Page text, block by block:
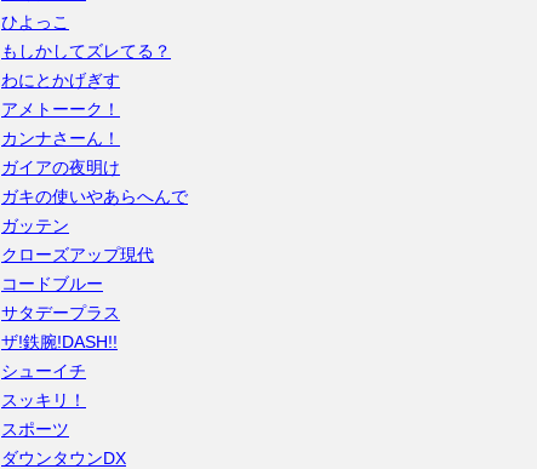
ひよっこ
もしかしてズレてる？
わにとかげぎす
アメトーーク！
カンナさーん！
ガイアの夜明け
ガキの使いやあらへんで
ガッテン
クローズアップ現代
コードブルー
サタデープラス
ザ!鉄腕!DASH!!
シューイチ
スッキリ！
スポーツ
ダウンタウンDX